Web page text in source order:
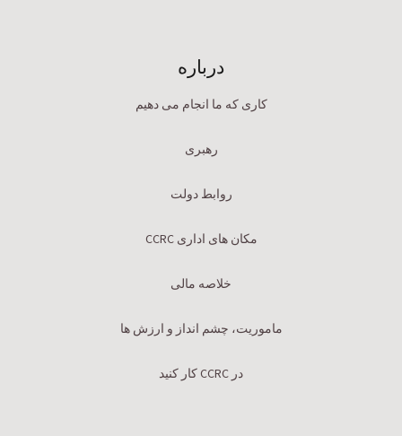
درباره
کاری که ما انجام می دهیم
رهبری
روابط دولت
مکان های اداری CCRC
خلاصه مالی
ماموریت، چشم انداز و ارزش ها
در CCRC کار کنید